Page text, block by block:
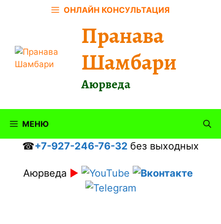
ОНЛАЙН КОНСУЛЬТАЦИЯ
Пранава
Шамбари
Аюрведа
МЕНЮ
☎+7-927-246-76-32 без выходных
Аюрведа ►